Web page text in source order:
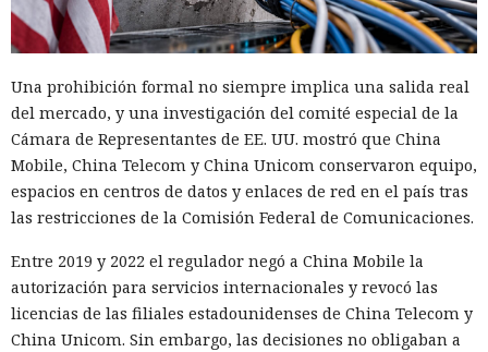
Una prohibición formal no siempre implica una salida real
del mercado, y una investigación del comité especial de la
Cámara de Representantes de EE. UU. mostró que China
Mobile, China Telecom y China Unicom conservaron equipo,
espacios en centros de datos y enlaces de red en el país tras
las restricciones de la Comisión Federal de Comunicaciones.
Entre 2019 y 2022 el regulador negó a China Mobile la
autorización para servicios internacionales y revocó las
licencias de las filiales estadounidenses de China Telecom y
China Unicom. Sin embargo, las decisiones no obligaban a